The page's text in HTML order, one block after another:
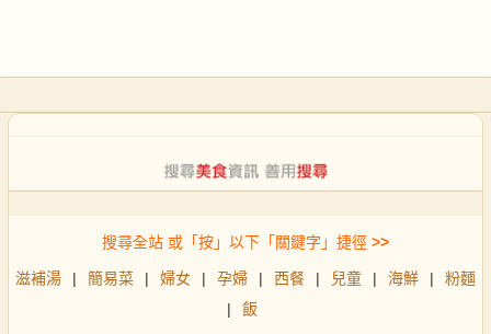
搜尋全站 或「按」以下「關鍵字」捷徑 >>
滋補湯 | 簡易菜 | 婦女 | 孕婦 | 西餐 | 兒童 | 海鮮 |
粉麵
|
飯